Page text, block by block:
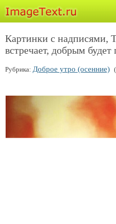
Картинки с надписями,
встречает, добрым будет
Рубрика: Доброе утро (осенние)